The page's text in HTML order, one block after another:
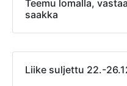
Teemu lomalla,
saakka
Liike suljettu 22.-